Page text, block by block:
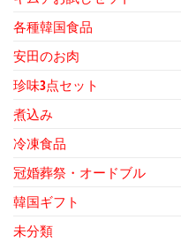
各種韓国食品
安田のお肉
珍味3点セット
煮込み
冷凍食品
冠婚葬祭・オードブル
韓国ギフト
未分類